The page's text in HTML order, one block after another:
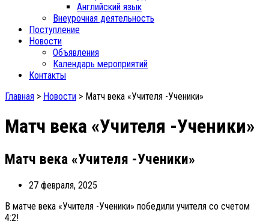
Английский язык
Внеурочная деятельность
Поступление
Новости
Объявления
Календарь мероприятий
Контакты
Главная > Новости > Матч века «Учителя -Ученики»
Матч века «Учителя -Ученики»
Матч века «Учителя -Ученики»
27 февраля, 2025
В матче века «Учителя -Ученики» победили учителя со счетом
4:2!